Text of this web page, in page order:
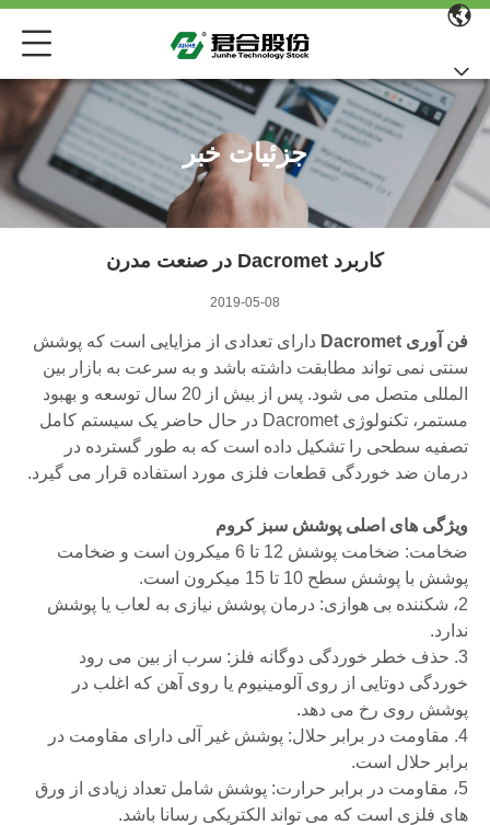
جزئیات خبر
کاربرد Dacromet در صنعت مدرن
2019-05-08
فن آوری Dacromet
دارای تعدادی از مزایایی است که پوشش
سنتی نمی تواند مطابقت داشته باشد و به سرعت به بازار بین
المللی متصل می شود.
پس از بیش از 20 سال توسعه و بهبود
مستمر، تکنولوژی Dacromet در حال حاضر یک سیستم کامل
تصفیه سطحی را تشکیل داده است که به طور گسترده در
درمان ضد خوردگی قطعات فلزی مورد استفاده قرار می گیرد.
ویژگی های اصلی پوشش سبز کروم
ضخامت: ضخامت پوشش 12 تا 6 میکرون است و ضخامت
پوشش با پوشش سطح 10 تا 15 میکرون است.
2، شکننده بی هوازی: درمان پوشش نیازی به لعاب یا پوشش
ندارد.
3. حذف خطر خوردگی دوگانه فلز: سرب از بین می رود
خوردگی دوتایی از روی آلومینیوم یا روی آهن که اغلب در
پوشش روی رخ می دهد.
4. مقاومت در برابر حلال: پوشش غیر آلی دارای مقاومت در
برابر حلال است.
5، مقاومت در برابر حرارت: پوشش شامل تعداد زیادی از ورق
های فلزی است که می تواند الکتریکی رسانا باشد.